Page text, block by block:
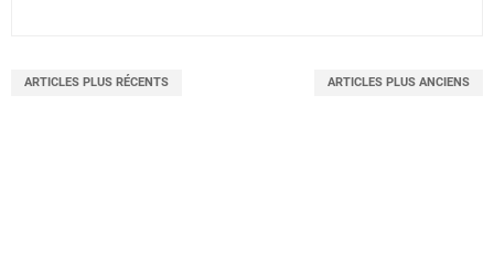
ARTICLES PLUS RÉCENTS ARTICLES PLUS ANCIENS